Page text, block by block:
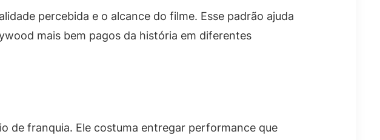
percebida e o alcance do filme. Esse padrão ajuda
mais bem pagos da história em diferentes
de franquia. Ele costuma entregar performance que